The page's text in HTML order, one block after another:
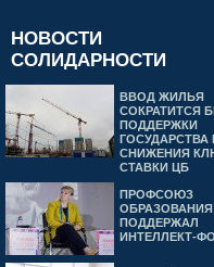
НОВОСТИ
СОЛИДАРНОСТИ
ВВОД ЖИЛЬЯ
СОКРАТИТСЯ
ПОДДЕРЖКИ
ГОСУДАРСТВА
СНИЖЕНИЯ
СТАВКИ ЦБ
ПРОФСОЮЗ
ОБРАЗОВАНИЯ
ПОДДЕРЖАЛ
ИНТЕЛЛЕКТ-